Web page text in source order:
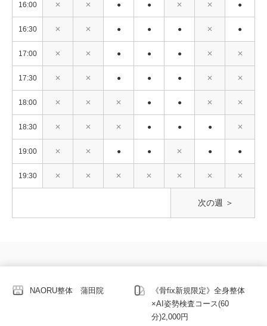
16:00 ✕ ✕ ● ● ✕ ✕ ●
16:30 ✕ ✕ ● ● ● ✕ ●
17:00 ✕ ✕ ● ● ● ✕ ✕
17:30 ✕ ✕ ● ● ● ✕ ✕
18:00 ✕ ✕ ✕ ● ● ✕ ✕
18:30 ✕ ✕ ✕ ● ● ● ✕
19:00 ✕ ✕ ● ● ✕ ● ●
19:30 ✕ ✕ ✕ ✕ ✕ ✕ ✕
次の週 ＞
NAORU整体 蒲田院
《骨fix新規限定》全身整体
×AI姿勢検査コース(60
分)2,000円
© 2026 copy_right